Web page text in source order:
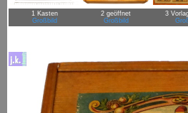
1 Kasten
Großbild
2 geöffnet
Großbild
3